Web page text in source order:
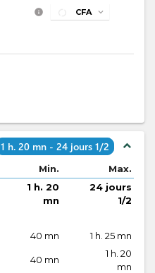
info CFA expand_more
1 h. 20 mn - 24 jours 1/2 expand_less
Min. Max.
1 h. 20
mn
24 jours
1/2
40 mn 1 h. 25 mn
40 mn
1 h. 20
mn